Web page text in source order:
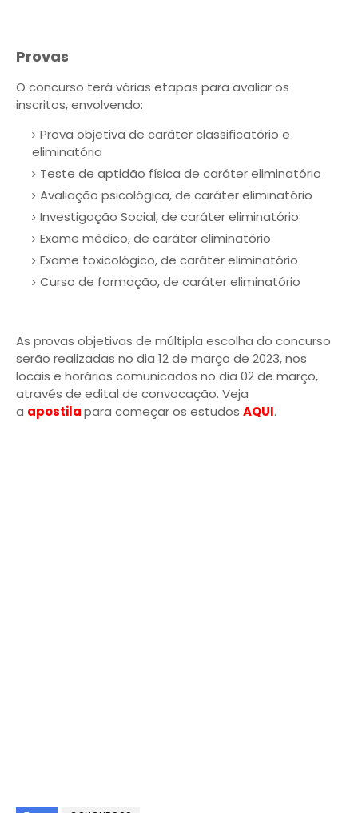
Provas
O concurso terá várias etapas para avaliar os
inscritos, envolvendo:
Prova objetiva de caráter classificatório e
eliminatório
Teste de aptidão física de caráter eliminatório
Avaliação psicológica, de caráter eliminatório
Investigação Social, de caráter eliminatório
Exame médico, de caráter eliminatório
Exame toxicológico, de caráter eliminatório
Curso de formação, de caráter eliminatório
As provas objetivas de múltipla escolha do concurso
serão realizadas no dia 12 de março de 2023, nos
locais e horários comunicados no dia 02 de março,
através de edital de convocação. Veja
a apostilapara começar os estudos AQUI.